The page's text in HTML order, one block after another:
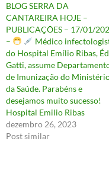
BLOG SERRA DA
CANTAREIRA HOJE –
PUBLICAÇÕES – 17/01/
–
Médico
do Hospital Emílio Ribas,
Gatti, assume
de Imunização do
da Saúde. Parabéns e
desejamos muito sucesso!
Hospital Emilio Ribas
dezembro 26, 2023
Post similar